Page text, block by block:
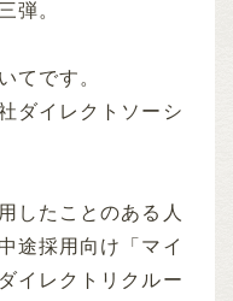
弾。
てです。
ダイレクトソーシ
したことのある人
途採用向け「マイ
イレクトリクルー